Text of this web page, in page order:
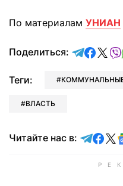
По материалам УНИАН
Поделиться:
Теги:
ВЛАСТЬ
Читайте нас в: